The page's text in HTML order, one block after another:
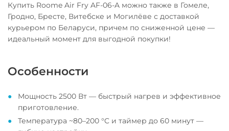
Купить Roome Air Fry AF-06-A можно также в Гомеле,
Гродно, Бресте, Витебске и Могилёве с доставкой
курьером по Беларуси, причем по сниженной цене —
идеальный момент для выгодной покупки!
Особенности
Мощность 2500 Вт — быстрый нагрев и эффективное
приготовление.
Температура ~80–200 °C и таймер до 60 минут —